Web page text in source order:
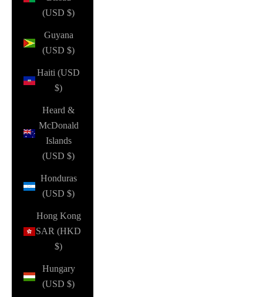
(USD $)
Guyana
(USD $)
Haiti (USD
$)
Heard &
McDonald
Islands
(USD $)
Honduras
(USD $)
Hong Kong
SAR (HKD
$)
Hungary
(USD $)